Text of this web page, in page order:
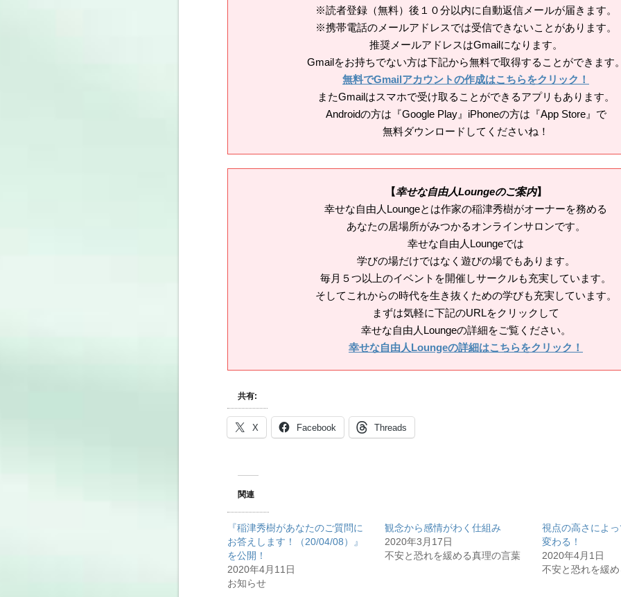
※読者登録（無料）後１０分以内に自動返信メールが届きます。
※携帯電話のメールアドレスでは受信できないことがあります。
推奨メールアドレスはGmailになります。
Gmailをお持ちでない方は下記から無料で取得することができます
無料でGmailアカウントの作成はこちらをクリック！
またGmailはスマホで受け取ることができるアプリもあります。
Androidの方は『Google Play』iPhoneの方は『App Store』で
無料ダウンロードしてくださいね！
【幸せな自由人Loungeのご案内】
幸せな自由人Loungeとは作家の稲津秀樹がオーナーを務める
あなたの居場所がみつかるオンラインサロンです。
幸せな自由人Loungeでは
学びの場だけではなく遊びの場でもあります。
毎月５つ以上のイベントを開催しサークルも充実しています。
そしてこれからの時代を生き抜くための学びも充実しています。
まずは気軽に下記のURLをクリックして
幸せな自由人Loungeの詳細をご覧ください。
幸せな自由人Loungeの詳細はこちらをクリック！
共有:
X Facebook Threads
関連
『稲津秀樹があなたのご質問に
お答えします！（20/04/08）』
を公開！
2020年4月11日
お知らせ
観念から感情がわく仕組み
2020年3月17日
不安と恐れを緩める真理の言葉
視点の高さによ
変わる！
2020年4月1日
不安と恐れを緩